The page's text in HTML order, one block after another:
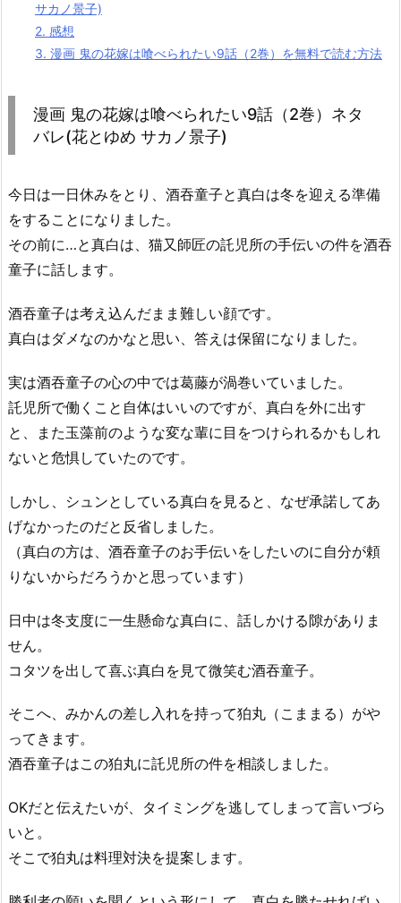
サカノ景子)
2. 感想
3. 漫画 鬼の花嫁は喰べられたい9話（2巻）を無料で読む方法
漫画 鬼の花嫁は喰べられたい9話（2巻）ネタ
バレ(花とゆめ サカノ景子)
今日は一日休みをとり、酒吞童子と真白は冬を迎える準備
をすることになりました。
その前に…と真白は、猫又師匠の託児所の手伝いの件を酒吞
童子に話します。
酒吞童子は考え込んだまま難しい顔です。
真白はダメなのかなと思い、答えは保留になりました。
実は酒吞童子の心の中では葛藤が渦巻いていました。
託児所で働くこと自体はいいのですが、真白を外に出す
と、また玉藻前のような変な輩に目をつけられるかもしれ
ないと危惧していたのです。
しかし、シュンとしている真白を見ると、なぜ承諾してあ
げなかったのだと反省しました。
（真白の方は、酒吞童子のお手伝いをしたいのに自分が頼
りないからだろうかと思っています）
日中は冬支度に一生懸命な真白に、話しかける隙がありま
せん。
コタツを出して喜ぶ真白を見て微笑む酒吞童子。
そこへ、みかんの差し入れを持って狛丸（こままる）がや
ってきます。
酒吞童子はこの狛丸に託児所の件を相談しました。
OKだと伝えたいが、タイミングを逃してしまって言いづら
いと。
そこで狛丸は料理対決を提案します。